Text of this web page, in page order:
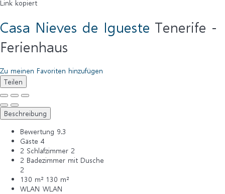
Link kopiert
Casa Nieves de Igueste Tenerife -
Ferienhaus
Zu meinen Favoriten hinzufügen
Teilen
Beschreibung
Bewertung 9.3
Gäste 4
2 Schlafzimmer 2
2 Badezimmer mit Dusche
2
130 m² 130 m²
WLAN WLAN